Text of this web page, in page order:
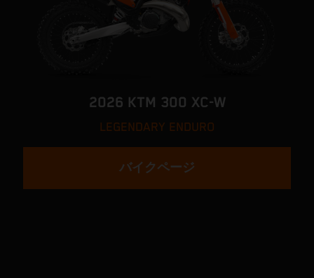
2026 KTM 300 XC-W
LEGENDARY ENDURO
バイクページ